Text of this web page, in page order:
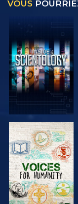
VOUS
DÉCOUVRIR
LES SÉRIES